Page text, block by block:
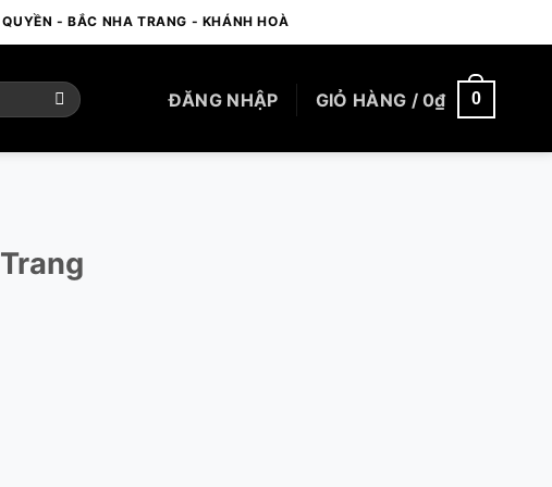
- BẮC NHA TRANG - KHÁNH HOÀ
ĐĂNG NHẬP GIỎ HÀNG /0₫ 0